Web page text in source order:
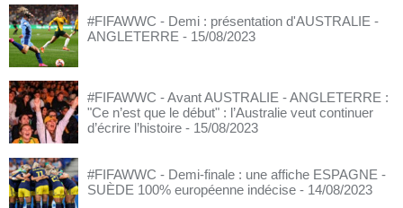
#FIFAWWC - Demi : présentation d'AUSTRALIE -
ANGLETERRE - 15/08/2023
#FIFAWWC - Avant AUSTRALIE - ANGLETERRE :
"Ce n’est que le début" : l’Australie veut continuer
d’écrire l’histoire - 15/08/2023
#FIFAWWC - Demi-finale : une affiche ESPAGNE -
SUÈDE 100% européenne indécise - 14/08/2023